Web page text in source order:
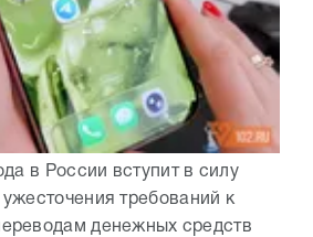
в России вступит в силу
требований к
денежных средств